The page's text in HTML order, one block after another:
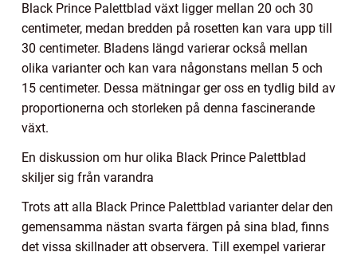
Black Prince Palettblad växt ligger mellan 20 och 30
centimeter, medan bredden på rosetten kan vara upp till
30 centimeter. Bladens längd varierar också mellan
olika varianter och kan vara någonstans mellan 5 och
15 centimeter. Dessa mätningar ger oss en tydlig bild av
proportionerna och storleken på denna fascinerande
växt.
En diskussion om hur olika Black Prince Palettblad
skiljer sig från varandra
Trots att alla Black Prince Palettblad varianter delar den
gemensamma nästan svarta färgen på sina blad, finns
det vissa skillnader att observera. Till exempel varierar